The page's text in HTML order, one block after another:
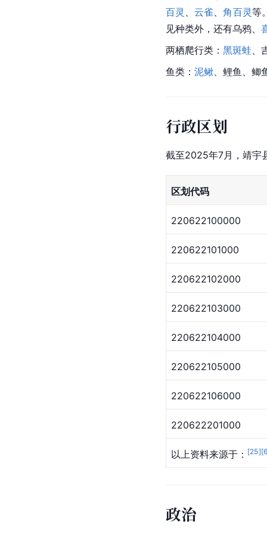
百灵 、云雀、角百灵等
见种类外，还有乌鸦、
两栖爬行类： 黑斑蛙、
鱼类： 泥鳅、 鲤鱼 、鲫
行政区划
截至2025年7月，靖宇
区划代码
220622100000
220622101000
220622102000
220622103000
220622104000
220622105000
220622106000
220622201000
以上资料来源于： [25][
政治